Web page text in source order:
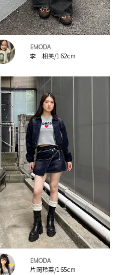
EMODA
李 相美/162cm
EMODA
片岡玲菜/165cm